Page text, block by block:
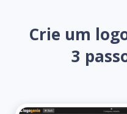
Crie um
3